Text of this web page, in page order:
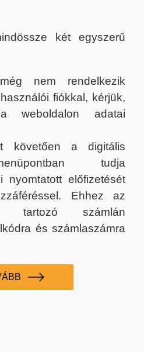
két egyszerű
nem rendelkezik
fiókkal, kérjük,
weboldalon adatai
követően a digitális
tudja
nyomtatott előfizetését
Ehhez az
tartozó számlán
és számlaszámra